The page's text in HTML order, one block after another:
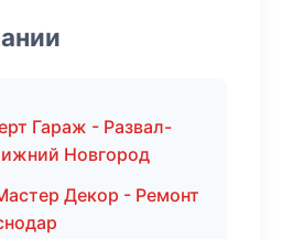
Гараж - Развал-
Новгород
Декор - Ремонт